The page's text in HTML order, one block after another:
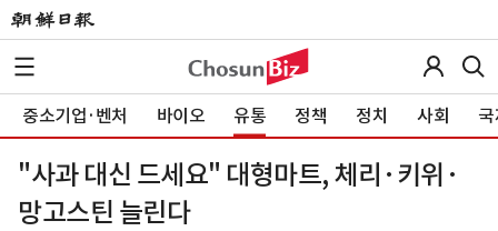
중소기업·벤처 바이오 유통 정책 정치 사회
"사과 대신 드세요" 대형마트, 체리·키위·
망고스틴 늘린다